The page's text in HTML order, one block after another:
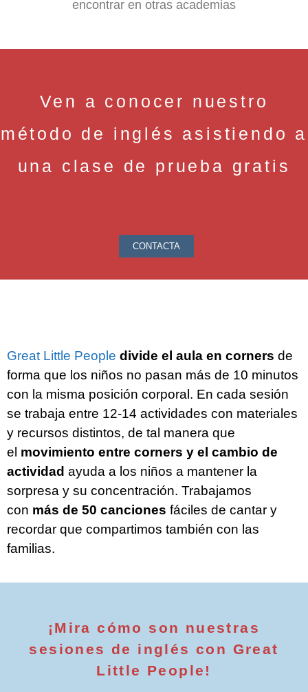
encontrar en otras academias
Ven a conocer nuestro
método de inglés asistiendo a
una clase de prueba gratis
CONTACTA
Great Little People divide el aula en corners de
forma que los niños no pasan más de 10 minutos
con la misma posición corporal. En cada sesión
se trabaja entre 12-14 actividades con materiales
y recursos distintos, de tal manera que
el movimiento entre corners y el cambio de
actividad ayuda a los niños a mantener la
sorpresa y su concentración. Trabajamos
con más de 50 canciones fáciles de cantar y
recordar que compartimos también con las
familias.
¡Mira cómo son nuestras
sesiones de inglés con Great
Little People!